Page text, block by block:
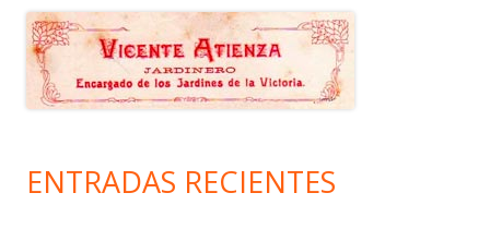
ENTRADAS RECIENTES